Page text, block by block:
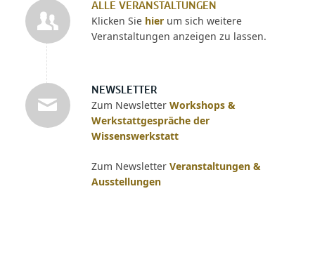
ALLE VERANSTALTUNGEN
Klicken Sie hierum sich weitere
Veranstaltungen anzeigen zu lassen.
NEWSLETTER
Zum Newsletter Workshops &
Werkstattgespräche der
Wissenswerkstatt
Zum Newsletter Veranstaltungen &
Ausstellungen